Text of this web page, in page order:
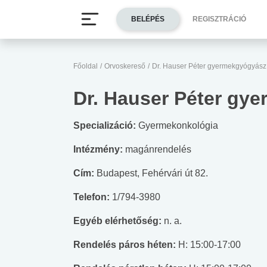
Főoldal / Orvoskereső / Dr. Hauser Péter gyermekgyógyász
Dr. Hauser Péter
Specializáció: Gyermekonkológia
Intézmény: magánrendelés
Cím: Budapest, Fehérvári út 82.
Telefon: 1/794-3980
Egyéb elérhetőség: n. a.
Rendelés páros héten: H: 15:00-17:00
BELÉPÉS REGISZTRÁCIÓ